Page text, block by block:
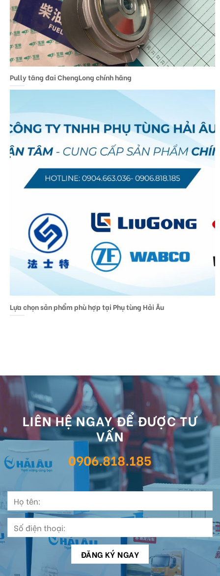
Pully tăng đai ChengLong chính hãng
Lựa chọn sản phẩm phù hợp tại Phụ tùng Hải Âu
LIÊN HỆ NGAY ĐỂ ĐƯỢC TƯ
VẤN
0906.818.185